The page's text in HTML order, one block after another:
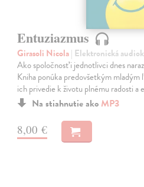
Entuziazmus
Girasoli Nicola| Elektronická
Ako spoločnosť i jednotlivci dnes
Kniha ponúka predovšetkým
ich privedie k životu plnému radosti a
Na stiahnutie ako MP3
8,00 €